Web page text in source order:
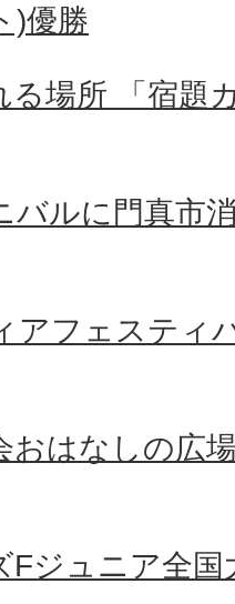
)優勝
る場所 「宿題
バルに門真市
アフェスティ
おはなしの広
Fジュニア全国